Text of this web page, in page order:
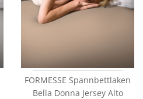
FORMESSE Spannbettlaken
Bella Donna Jersey Alto